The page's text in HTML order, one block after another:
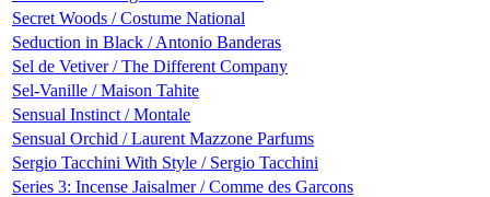
Secret Woods / Costume National
Seduction in Black / Antonio Banderas
Sel de Vetiver / The Different Company
Sel-Vanille / Maison Tahite
Sensual Instinct / Montale
Sensual Orchid / Laurent Mazzone Parfums
Sergio Tacchini With Style / Sergio Tacchini
Series 3: Incense Jaisalmer / Comme des Garcons